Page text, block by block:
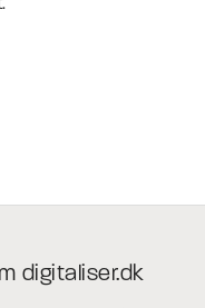
digitaliser.dk